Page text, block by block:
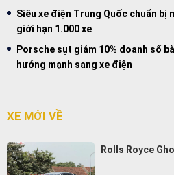
Siêu xe điện Trung Quốc chuẩn bị
giới hạn 1.000 xe
Porsche sụt giảm 10% doanh số
hướng mạnh sang xe điện
XE MỚI VỀ
Rolls Royce